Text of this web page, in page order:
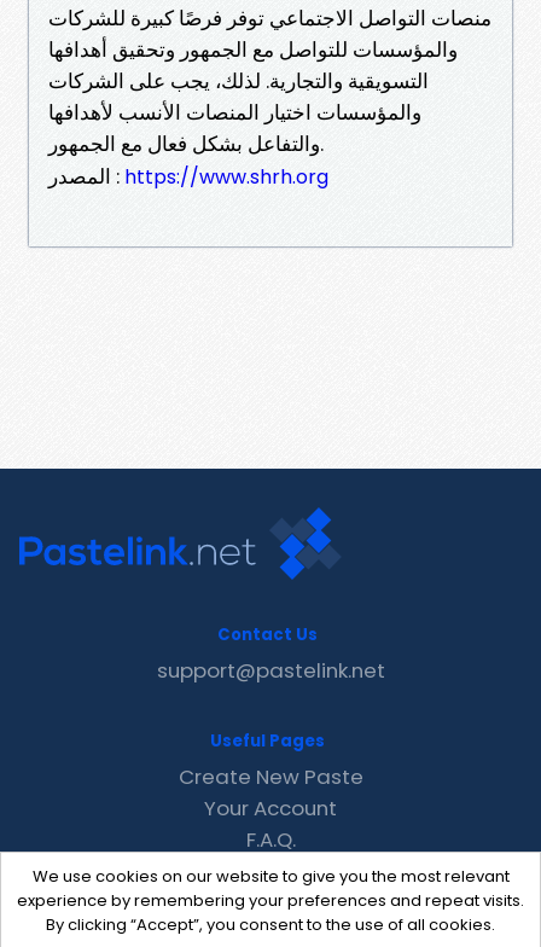
منصات التواصل الاجتماعي توفر فرصًا كبيرة للشركات
والمؤسسات للتواصل مع الجمهور وتحقيق أهدافها
التسويقية والتجارية. لذلك، يجب على الشركات
والمؤسسات اختيار المنصات الأنسب لأهدافها
والتفاعل بشكل فعال مع الجمهور.
المصدر : https://www.shrh.org
We use cookies on our website to give you the most relevant
experience by remembering your preferences and repeat visits.
By clicking “Accept”, you consent to the use of all cookies.
Contact Us
support@pastelink.net
Useful Pages
Create New Paste
Your Account
F.A.Q.
Recent
Contact